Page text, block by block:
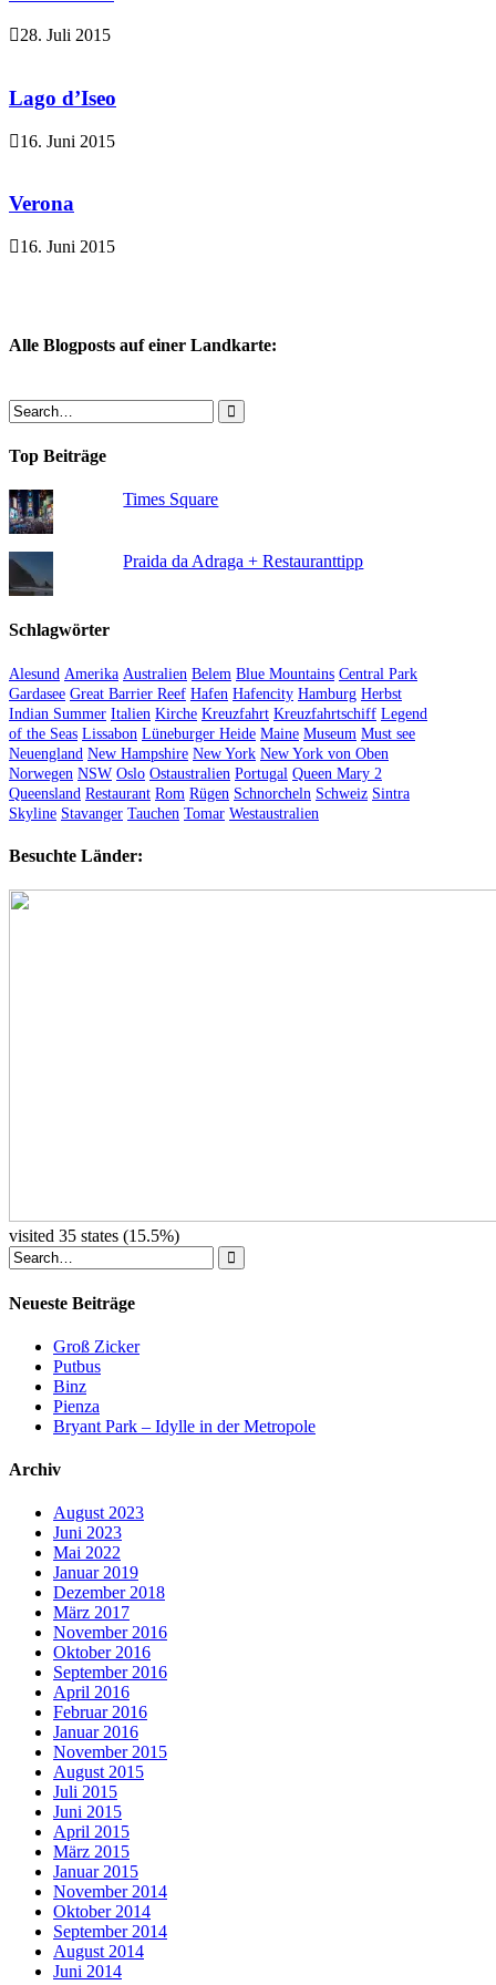
28. Juli 2015
Lago d’Iseo
16. Juni 2015
Verona
16. Juni 2015
Alle Blogposts auf einer Landkarte:
Top Beiträge
Times Square
Praida da Adraga + Restauranttipp
Schlagwörter
Alesund Amerika Australien Belem Blue Mountains Central Park
Gardasee Great Barrier Reef Hafen Hafencity Hamburg Herbst
Indian Summer Italien Kirche Kreuzfahrt Kreuzfahrtschiff Legend
of the Seas Lissabon Lüneburger Heide Maine Museum Must see
Neuengland New Hampshire New York New York von Oben
Norwegen NSW Oslo Ostaustralien Portugal Queen Mary 2
Queensland Restaurant Rom Rügen Schnorcheln Schweiz Sintra
Skyline Stavanger Tauchen Tomar Westaustralien
Besuchte Länder:
visited 35 states (15.5%)
Neueste Beiträge
Groß Zicker
Putbus
Binz
Pienza
Bryant Park – Idylle in der Metropole
Archiv
August 2023
Juni 2023
Mai 2022
Januar 2019
Dezember 2018
März 2017
November 2016
Oktober 2016
September 2016
April 2016
Februar 2016
Januar 2016
November 2015
August 2015
Juli 2015
Juni 2015
April 2015
März 2015
Januar 2015
November 2014
Oktober 2014
September 2014
August 2014
Juni 2014